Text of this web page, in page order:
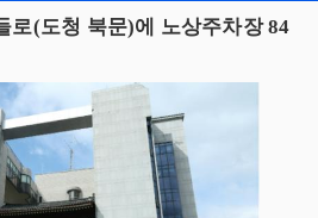
로(도청 북문)에 노상주차장 84